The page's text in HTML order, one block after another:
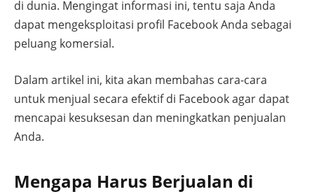
di dunia. Mengingat informasi ini, tentu saja Anda
dapat mengeksploitasi profil Facebook Anda sebagai
peluang komersial.
Dalam artikel ini, kita akan membahas cara-cara
untuk menjual secara efektif di Facebook agar dapat
mencapai kesuksesan dan meningkatkan penjualan
Anda.
Mengapa Harus Berjualan di